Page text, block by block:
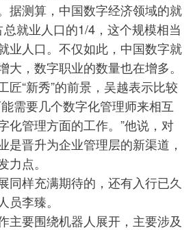
据测算，中国数字经济领域的就
就业人口的1/4，这个规模相当
业人口。不仅如此，中国数字就
大，数字职业的数量也在增多。
“新秀”的前景，吴越表示比较
需要几个数字化管理师来相互
化管理方面的工作。”他说，对
是晋升为企业管理层的新渠道，
点。
样充满期待的，还有入行已久
李臻。
要围绕机器人展开，主要涉及